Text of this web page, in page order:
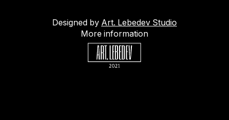
Designed by Art. Lebedev Studio
More information